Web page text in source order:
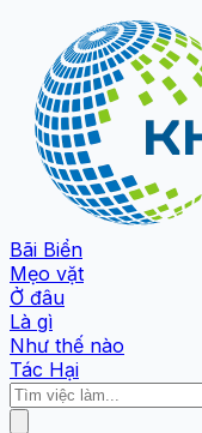
Bãi Biển
Mẹo vặt
Ở đâu
Là gì
Như thế nào
Tác Hại